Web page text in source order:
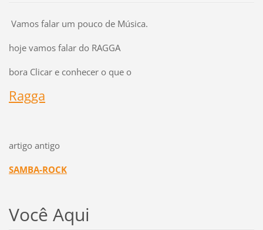
Vamos falar um pouco de Música.
hoje vamos falar do RAGGA
bora Clicar e conhecer o que o
Ragga
artigo antigo
SAMBA-ROCK
Você Aqui